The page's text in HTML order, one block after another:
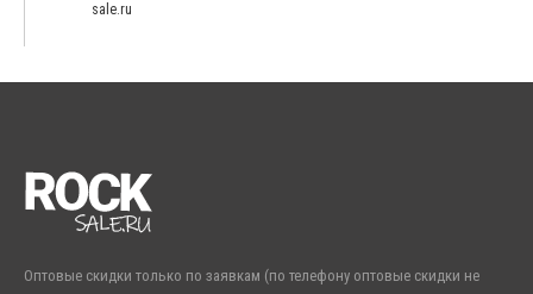
sale.ru
Оптовые скидки только по заявкам (по телефону оптовые скидки не